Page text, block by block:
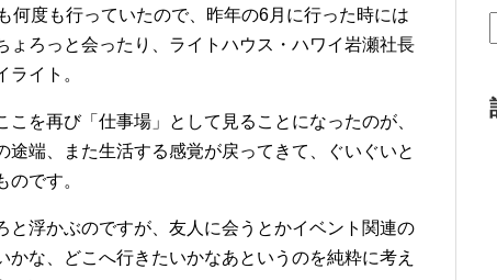
何度も行っていたので、昨年の6月に行った時には
ょろっと会ったり、ライトハウス・ハワイ岩瀬社長
イト。
を再び「仕事場」として見ることになったのが、
端、また生活する感覚が戻ってきて、ぐいぐいと
です。
と浮かぶのですが、友人に会うとかイベント関連の
な、どこへ行きたいかなあというのを純粋に考え